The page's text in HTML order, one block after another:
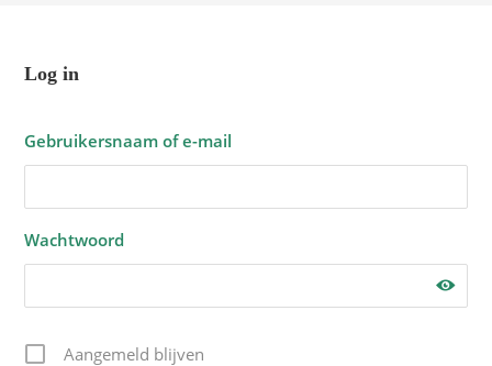
Log in
Gebruikersnaam of e-mail
Wachtwoord
Aangemeld blijven